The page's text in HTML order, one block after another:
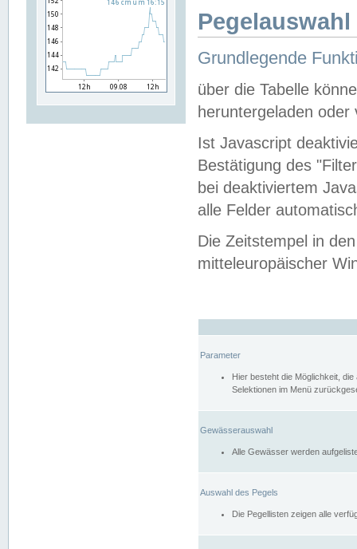
Grundlegende
über die Tabelle
heruntergeladen oder
Ist Javascript
Bestätigung des
bei deaktiviertem
alle Felder
Die Zeitstempel in
mitteleuropäischer
Parameter
Hier besteht die Möglichkeit,
Selektionen im Menü
Gewässerauswahl
Alle Gewässer werden
Auswahl des Pegels
Die Pegellisten zeigen alle